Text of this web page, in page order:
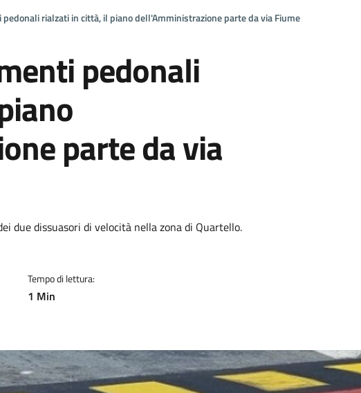
rialzati in città, il piano dell'Amministrazione parte da via Fiume
pedonali
parte da via
due dissuasori di velocità nella zona di Quartello.
Tempo di lettura:
1 Min